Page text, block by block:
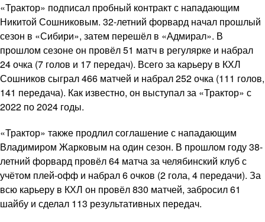
«Трактор» подписал пробный контракт с нападающим
Никитой Сошниковым. 32-летний форвард начал прошлый
сезон в «Сибири», затем перешёл в «Адмирал». В
прошлом сезоне он провёл 51 матч в регулярке и набрал
24 очка (7 голов и 17 передач). Всего за карьеру в КХЛ
Сошников сыграл 466 матчей и набрал 252 очка (111 голов,
141 передача). Как известно, он выступал за «Трактор» с
2022 по 2024 годы.
«Трактор» также продлил соглашение с нападающим
Владимиром Жарковым на один сезон. В прошлом году 38-
летний форвард провёл 64 матча за челябинский клуб с
учётом плей-офф и набрал 6 очков (2 гола, 4 передачи). За
всю карьеру в КХЛ он провёл 830 матчей, забросил 61
шайбу и сделал 113 результативных передач.